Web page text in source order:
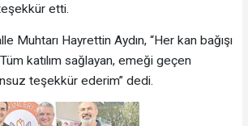
etti.
Muhtarı Hayrettin Aydın, “Her kan bağışı
katılım sağlayan, emeği geçen
teşekkür ederim” dedi.